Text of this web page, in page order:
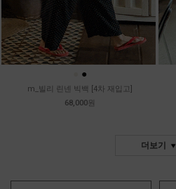
●
m_빌리 린넨 빅백 [4차 재입고]
68,000원
더보기